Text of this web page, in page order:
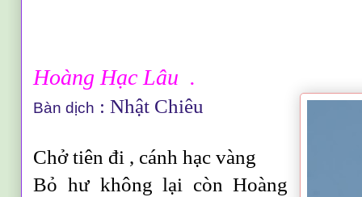
Hoàng Hạc Lâu .
Bàn dịch : Nhật Chiêu
Chở tiên đi , cánh hạc vàng
Bỏ hư không lại còn Hoàng